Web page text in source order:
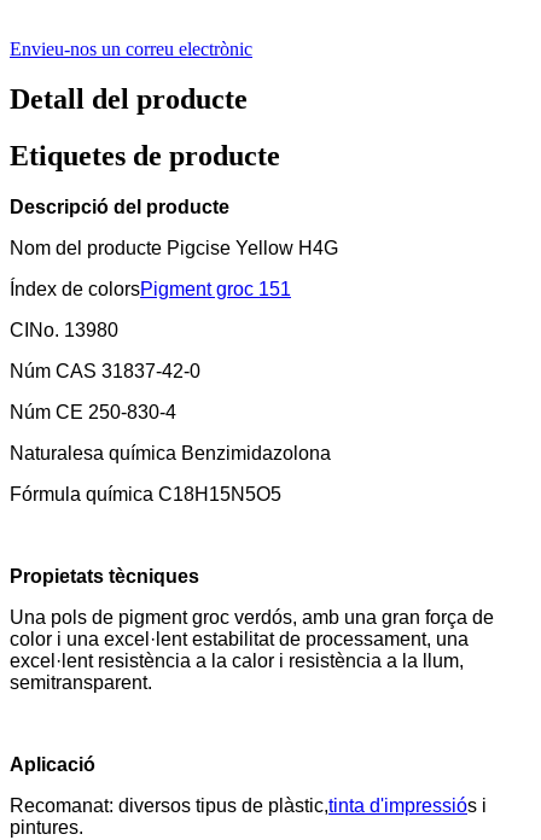
Envieu-nos un correu electrònic
Detall del producte
Etiquetes de producte
Descripció del producte
Nom del producte Pigcise Yellow H4G
Índex de colorsPigment groc 151
CINo. 13980
Núm CAS 31837-42-0
Núm CE 250-830-4
Naturalesa química Benzimidazolona
Fórmula química C18H15N5O5
Propietats tècniques
Una pols de pigment groc verdós, amb una gran força de
color i una excel·lent estabilitat de processament, una
excel·lent resistència a la calor i resistència a la llum,
semitransparent.
Aplicació
Recomanat: diversos tipus de plàstic,tinta d'impressiós i
pintures.